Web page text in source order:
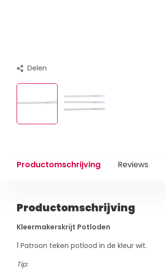
Delen
Productomschrijving Reviews
Productomschrijving
Kleermakerskrijt Potloden
1 Patroon teken potlood in de kleur wit.
Tip: